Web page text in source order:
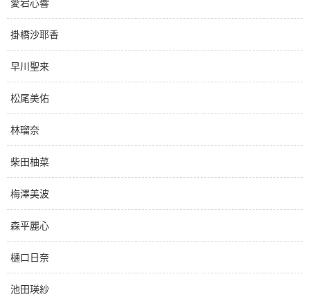
掛橋沙耶香
早川聖来
松尾美佑
林瑠奈
柴田柚菜
梅澤美波
森平麗心
樋口日奈
池田瑛紗